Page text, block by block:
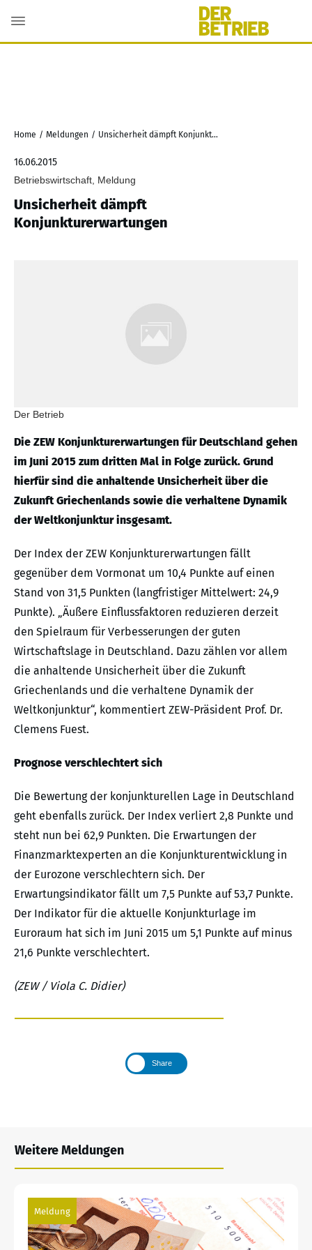
Home / Meldungen / Unsicherheit dämpft Konjunkturerwartungen
16.06.2015
Betriebswirtschaft, Meldung
Unsicherheit dämpft
Konjunkturerwartungen
Der Betrieb
Die ZEW Konjunkturerwartungen für Deutschland gehen
im Juni 2015 zum dritten Mal in Folge zurück. Grund
hierfür sind die anhaltende Unsicherheit über die
Zukunft Griechenlands sowie die verhaltene Dynamik
der Weltkonjunktur insgesamt.
Der Index der ZEW Konjunkturerwartungen fällt
gegenüber dem Vormonat um 10,4 Punkte auf einen
Stand von 31,5 Punkten (langfristiger Mittelwert: 24,9
Punkte). „Äußere Einflussfaktoren reduzieren derzeit
den Spielraum für Verbesserungen der guten
Wirtschaftslage in Deutschland. Dazu zählen vor allem
die anhaltende Unsicherheit über die Zukunft
Griechenlands und die verhaltene Dynamik der
Weltkonjunktur“, kommentiert ZEW-Präsident Prof. Dr.
Clemens Fuest.
Prognose verschlechtert sich
Die Bewertung der konjunkturellen Lage in Deutschland
geht ebenfalls zurück. Der Index verliert 2,8 Punkte und
steht nun bei 62,9 Punkten. Die Erwartungen der
Finanzmarktexperten an die Konjunkturentwicklung in
der Eurozone verschlechtern sich. Der
Erwartungsindikator fällt um 7,5 Punkte auf 53,7 Punkte.
Der Indikator für die aktuelle Konjunkturlage im
Euroraum hat sich im Juni 2015 um 5,1 Punkte auf minus
21,6 Punkte verschlechtert.
(ZEW / Viola C. Didier)
Share
Weitere Meldungen
Meldung